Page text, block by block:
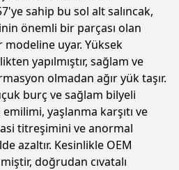
sahip bu sol alt salıncak,
önemli bir parçası olan
uyar. Yüksek
yapılmıştır, sağlam ve
olmadan ağır yük taşır.
burç ve sağlam bilyeli
yaşlanma karşıtı ve
titreşimini ve anormal
azaltır. Kesinlikle OEM
doğrudan cıvatalı